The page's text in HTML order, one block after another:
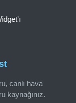
canlı hava
kaynağınız.